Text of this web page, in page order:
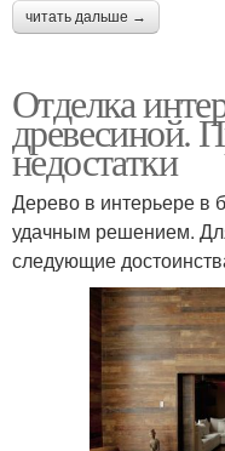
читать дальше →
Отделка
древесиной.
недостатки
Дерево в интерьере в
удачным решением.
следующие